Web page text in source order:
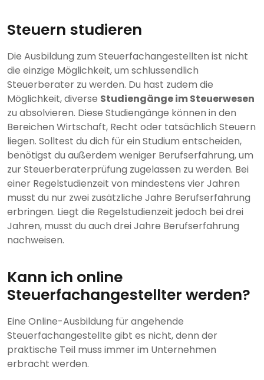
Steuern studieren
Die Ausbildung zum Steuerfachangestellten ist nicht
die einzige Möglichkeit, um schlussendlich
Steuerberater zu werden. Du hast zudem die
Möglichkeit, diverse Studiengänge im Steuerwesen
zu absolvieren. Diese Studiengänge können in den
Bereichen Wirtschaft, Recht oder tatsächlich Steuern
liegen. Solltest du dich für ein Studium entscheiden,
benötigst du außerdem weniger Berufserfahrung, um
zur Steuerberaterprüfung zugelassen zu werden. Bei
einer Regelstudienzeit von mindestens vier Jahren
musst du nur zwei zusätzliche Jahre Berufserfahrung
erbringen. Liegt die Regelstudienzeit jedoch bei drei
Jahren, musst du auch drei Jahre Berufserfahrung
nachweisen.
Kann ich online
Steuerfachangestellter werden?
Eine Online-Ausbildung für angehende
Steuerfachangestellte gibt es nicht, denn der
praktische Teil muss immer im Unternehmen
erbracht werden.